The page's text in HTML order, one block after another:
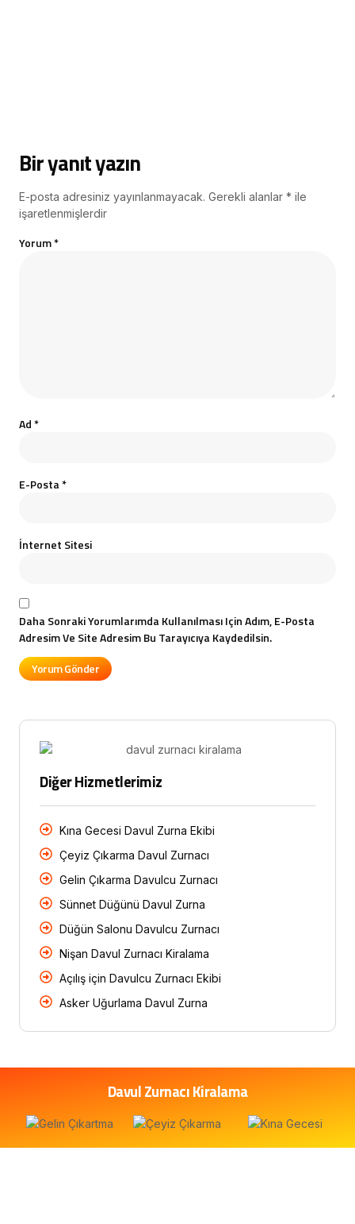
Bir yanıt yazın
E-posta adresiniz yayınlanmayacak. Gerekli alanlar * ile
işaretlenmişlerdir
Yorum*
Ad*
E-Posta*
İnternet Sitesi
Daha Sonraki Yorumlarımda Kullanılması Için Adım, E-Posta
Adresim Ve Site Adresim Bu Tarayıcıya Kaydedilsin.
Diğer Hizmetlerimiz
Kına Gecesi Davul Zurna Ekibi
Çeyiz Çıkarma Davul Zurnacı
Gelin Çıkarma Davulcu Zurnacı
Sünnet Düğünü Davul Zurna
Düğün Salonu Davulcu Zurnacı
Nişan Davul Zurnacı Kiralama
Açılış için Davulcu Zurnacı Ekibi
Asker Uğurlama Davul Zurna
Davul Zurnacı Kiralama